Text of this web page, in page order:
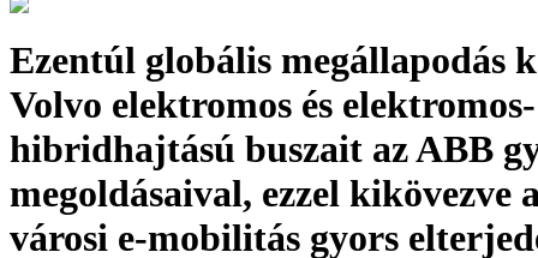
Ezentúl globális megállapodás
Volvo elektromos és elektromos-
hibridhajtású buszait az ABB
megoldásaival, ezzel kikövezve
városi e-mobilitás gyors